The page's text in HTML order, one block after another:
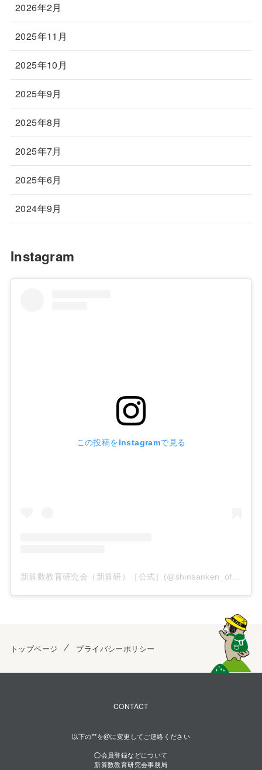
2026年2月
2025年11月
2025年10月
2025年9月
2025年8月
2025年7月
2025年6月
2024年9月
Instagram
この投稿をInstagramで見る
トップページ プライバシーポリシー
CONTACT
以下の**を@に変更してご連絡ください
◯会員登録などについて
新算数教育研究会事務局